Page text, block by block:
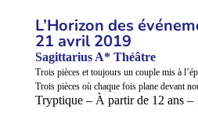
L’Horizon des
21 avril 2019
Sagittarius A* Théâtre
Trois pièces et toujours un couple mis à
Trois pièces où chaque fois plane devant
Tryptique – À partir de 12 ans –